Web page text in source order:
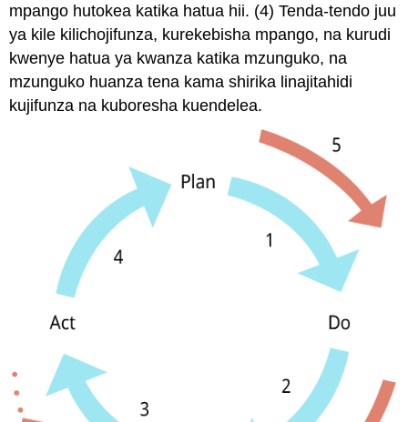
mpango hutokea katika hatua hii. (4) Tenda-tendo juu
ya kile kilichojifunza, kurekebisha mpango, na kurudi
kwenye hatua ya kwanza katika mzunguko, na
mzunguko huanza tena kama shirika linajitahidi
kujifunza na kuboresha kuendelea.